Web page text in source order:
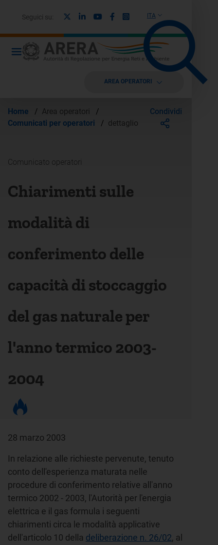
ITA
Seguici su: LinkedinYoutubeFacebook
Instagram
AREA OPERATORI
Home / Area operatori
/
Comunicati per operatori
/ dettaglio
Condividi
Comunicato operatori
Chiarimenti sulle
modalità di
conferimento delle
capacità di stoccaggio
del gas naturale per
l'anno termico 2003-
2004
28 marzo 2003
In relazione alle richieste pervenute, tenuto
conto dell'esperienza maturata nelle
procedure di conferimento relative all'anno
termico 2002 - 2003, l'Autorità per l'energia
elettrica e il gas formula i seguenti
chiarimenti circa le modalità applicative
dell'articolo 10 della deliberazione n. 26/02, al